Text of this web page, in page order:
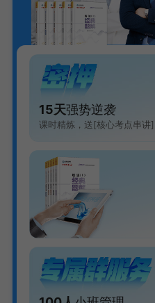
15天强势逆袭
课时精炼，送[核心考点串讲